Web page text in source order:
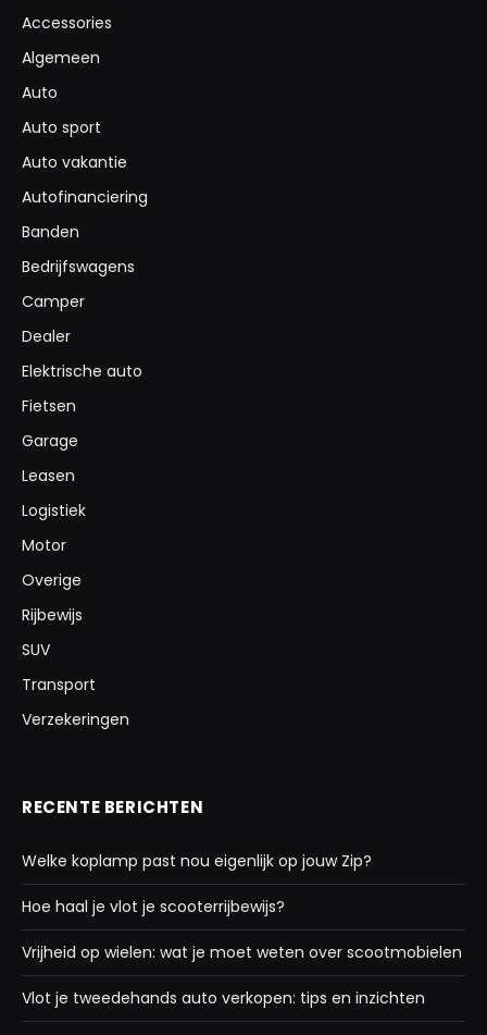
Accessories
Algemeen
Auto
Auto sport
Auto vakantie
Autofinanciering
Banden
Bedrijfswagens
Camper
Dealer
Elektrische auto
Fietsen
Garage
Leasen
Logistiek
Motor
Overige
Rijbewijs
SUV
Transport
Verzekeringen
RECENTE BERICHTEN
Welke koplamp past nou eigenlijk op jouw Zip?
Hoe haal je vlot je scooterrijbewijs?
Vrijheid op wielen: wat je moet weten over scootmobielen
Vlot je tweedehands auto verkopen: tips en inzichten